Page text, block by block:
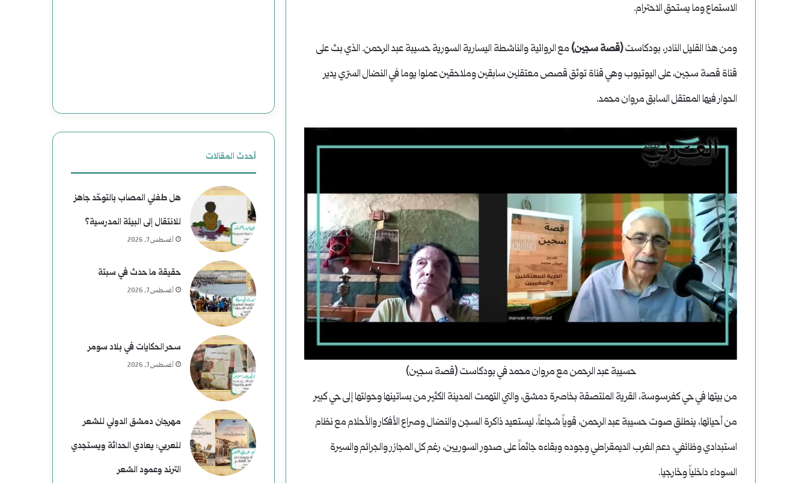
الاستماع وما يستحق الاحترام.
ومن هذا القليل النادر، بودكاست(قصة سجين) مع الروائية والناشطة اليسارية السورية حسيبة عبد الرحمن. الذي بث على
قناة قصة سجين، على اليوتيوب وهي قناة توثق قصص معتقلين سابقين وملاحقين عملوا يوما في النضال السرّي يدير
الحوار فيها المعتقل السابق مروان محمد.
حسيبة عبد الرحمن مع مروان محمد في بودكاست (قصة سجين)
من بيتها في حي كفرسوسة، القرية الملتصقة بخاصرة دمشق، والتي التهمت المدينة الكثير من بساتينها وحولتها إلى حي كبير
من أحيائها، ينطلق صوت حسيبة عبد الرحمن، قوياً شجاعاً، ليستعيد ذاكرة السجن والنضال وصراع الأفكار والأحلام مع نظام
استبدادي وظائفي، دعم الغرب الديمقراطي وجوده وبقاءه جاثماً على صدور السوريين، رغم كل المجازر والجرائم والسيرة
السوداء داخلياً وخارجيا.
أحدث المقالات
هل طفلي المصاب بالتوحّد جاهز
للانتقال إلى البيئة المدرسية؟
أغسطس 7, 2026
حقيقة ما حدث في سبتة
أغسطس 7, 2026
سحر الحكايات في بلاد سومر
أغسطس 7, 2026
مهرجان دمشق الدولي للشعر
للعربي: يعادي الحداثة ويستجدي
الترند وعمود الشعر